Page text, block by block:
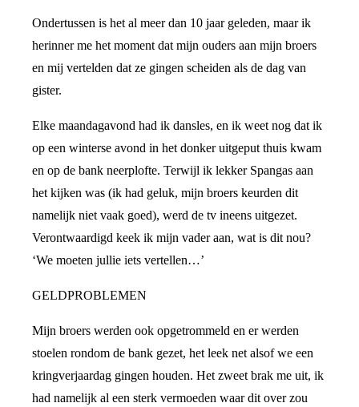
Ondertussen is het al meer dan 10 jaar geleden, maar ik
herinner me het moment dat mijn ouders aan mijn broers
en mij vertelden dat ze gingen scheiden als de dag van
gister.
Elke maandagavond had ik dansles, en ik weet nog dat ik
op een winterse avond in het donker uitgeput thuis kwam
en op de bank neerplofte. Terwijl ik lekker Spangas aan
het kijken was (ik had geluk, mijn broers keurden dit
namelijk niet vaak goed), werd de tv ineens uitgezet.
Verontwaardigd keek ik mijn vader aan, wat is dit nou?
‘We moeten jullie iets vertellen…’
GELDPROBLEMEN
Mijn broers werden ook opgetrommeld en er werden
stoelen rondom de bank gezet, het leek net alsof we een
kringverjaardag gingen houden. Het zweet brak me uit, ik
had namelijk al een sterk vermoeden waar dit over zou